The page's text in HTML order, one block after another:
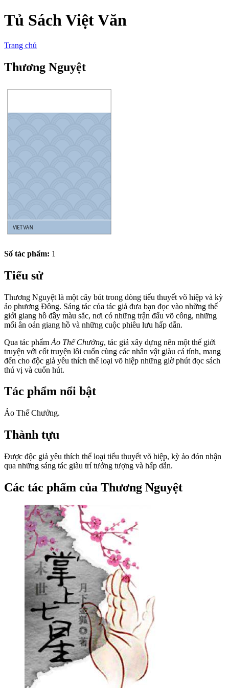
Tủ Sách Việt Văn
Trang chủ
Thương Nguyệt
Số tác phẩm: 1
Tiểu sử
Thương Nguyệt là một cây bút trong dòng tiểu thuyết võ hiệp và kỳ
ảo phương Đông. Sáng tác của tác giả đưa bạn đọc vào những thế
giới giang hồ đầy màu sắc, nơi có những trận đấu võ công, những
mối ân oán giang hồ và những cuộc phiêu lưu hấp dẫn.
Qua tác phẩm Ảo Thế Chưởng, tác giả xây dựng nên một thế giới
truyện với cốt truyện lôi cuốn cùng các nhân vật giàu cá tính, mang
đến cho độc giả yêu thích thể loại võ hiệp những giờ phút đọc sách
thú vị và cuốn hút.
Tác phẩm nổi bật
Ảo Thế Chưởng.
Thành tựu
Được độc giả yêu thích thể loại tiểu thuyết võ hiệp, kỳ ảo đón nhận
qua những sáng tác giàu trí tưởng tượng và hấp dẫn.
Các tác phẩm của Thương Nguyệt